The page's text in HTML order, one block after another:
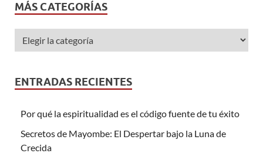
MÁS CATEGORÍAS
ENTRADAS RECIENTES
Por qué la espiritualidad es el código fuente de tu éxito
Secretos de Mayombe: El Despertar bajo la Luna de
Crecida